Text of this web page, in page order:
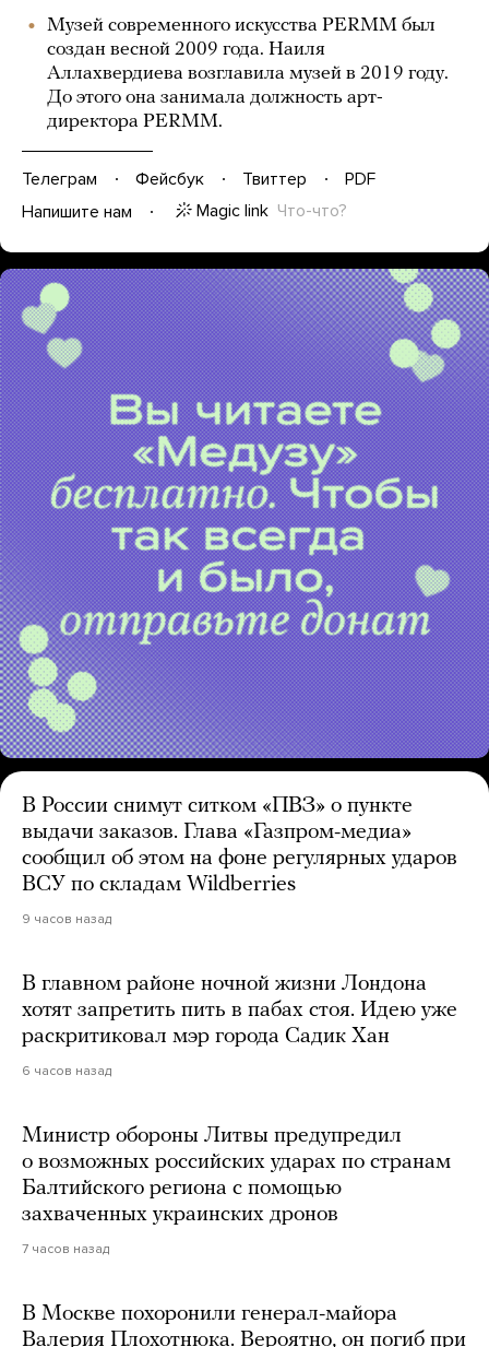
Музей современного искусства PERMM был
создан весной 2009 года. Наиля
Аллахвердиева возглавила музей в 2019 году.
До этого она занимала должность арт-
директора PERMM.
Телеграм Фейсбук Твиттер
PDF
Напишите нам
Magic link Что-что?
В России снимут ситком «ПВЗ» о пункте
выдачи заказов. Глава «Газпром-медиа»
сообщил об этом на фоне регулярных ударов
ВСУ по складам Wildberries
9 часов назад
В главном районе ночной жизни Лондона
хотят запретить пить в пабах стоя. Идею уже
раскритиковал мэр города Садик Хан
6 часов назад
Министр обороны Литвы предупредил
о возможных российских ударах по странам
Балтийского региона с помощью
захваченных украинских дронов
7 часов назад
В Москве похоронили генерал-майора
Валерия Плохотнюка. Вероятно, он погиб при